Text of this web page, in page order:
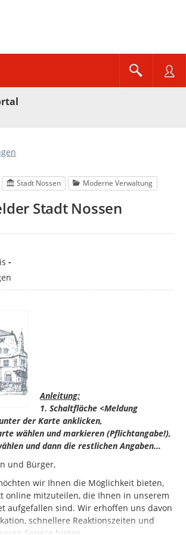
Stadt Nossen Moderne Verwaltung
Stadt Nossen
-
Anleitung:
1. Schaltfläche <Meldung
der Karte anklicken,
wählen und markieren (Pflichtangabe!),
und dann die restlichen Angaben...
und Bürger,
wir Ihnen die Möglichkeit bieten,
online mitzuteilen, die Ihnen in unserem
aufgefallen sind. Wir erhoffen uns davon
schnellere Reaktionszeiten und